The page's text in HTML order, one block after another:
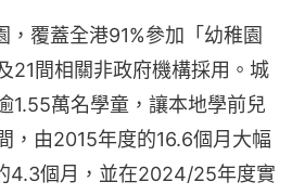
，覆蓋全港91%參加「幼稚園
21間相關非政府機構採用。城
1.55萬名學童，讓本地學前兒
，由2015年度的16.6個月大幅
4.3個月，並在2024/25年度實